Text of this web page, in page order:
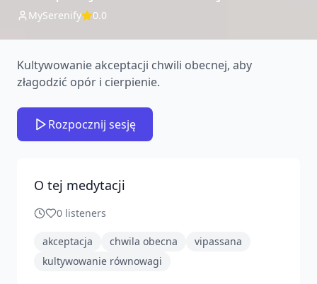
MySerenify 0.0
Kultywowanie akceptacji chwili obecnej, aby
złagodzić opór i cierpienie.
Rozpocznij sesję
O tej medytacji
0 listeners
akceptacja chwila obecna
vipassana
kultywowanie równowagi